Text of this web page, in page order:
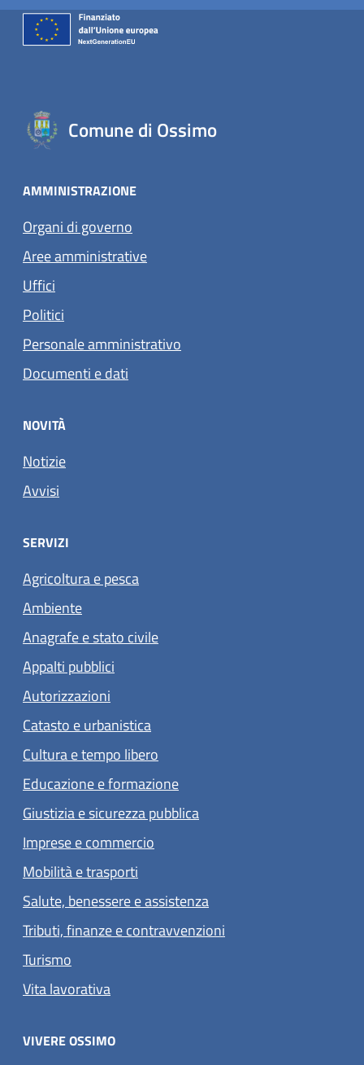
Comune di Ossimo
AMMINISTRAZIONE
Organi di governo
Aree amministrative
Uffici
Politici
Personale amministrativo
Documenti e dati
NOVITÀ
Notizie
Avvisi
SERVIZI
Agricoltura e pesca
Ambiente
Anagrafe e stato civile
Appalti pubblici
Autorizzazioni
Catasto e urbanistica
Cultura e tempo libero
Educazione e formazione
Giustizia e sicurezza pubblica
Imprese e commercio
Mobilità e trasporti
Salute, benessere e assistenza
Tributi, finanze e contravvenzioni
Turismo
Vita lavorativa
VIVERE OSSIMO